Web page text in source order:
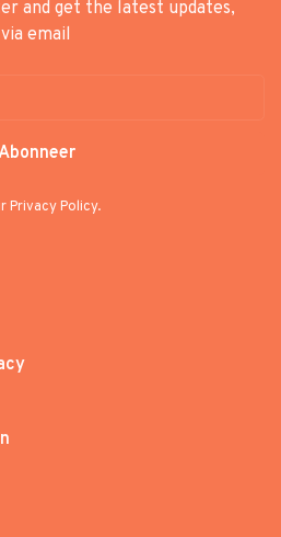
and get the latest updates,
email
Privacy Policy.